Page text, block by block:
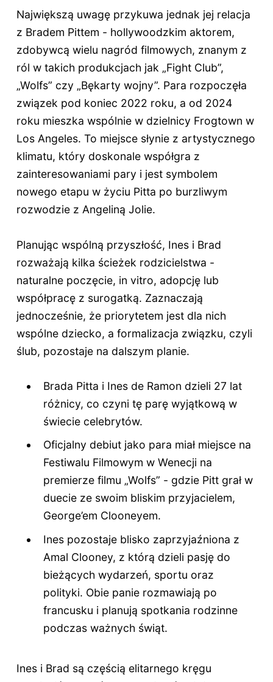
Największą uwagę przykuwa jednak jej relacja
z Bradem Pittem - hollywoodzkim aktorem,
zdobywcą wielu nagród filmowych, znanym z
ról w takich produkcjach jak „Fight Club”,
„Wolfs” czy „Bękarty wojny”. Para rozpoczęła
związek pod koniec 2022 roku, a od 2024
roku mieszka wspólnie w dzielnicy Frogtown w
Los Angeles. To miejsce słynie z artystycznego
klimatu, który doskonale współgra z
zainteresowaniami pary i jest symbolem
nowego etapu w życiu Pitta po burzliwym
rozwodzie z Angeliną Jolie.
Planując wspólną przyszłość, Ines i Brad
rozważają kilka ścieżek rodzicielstwa -
naturalne poczęcie, in vitro, adopcję lub
współpracę z surogatką. Zaznaczają
jednocześnie, że priorytetem jest dla nich
wspólne dziecko, a formalizacja związku, czyli
ślub, pozostaje na dalszym planie.
Brada Pitta i Ines de Ramon dzieli 27 lat
różnicy, co czyni tę parę wyjątkową w
świecie celebrytów.
Oficjalny debiut jako para miał miejsce na
Festiwalu Filmowym w Wenecji na
premierze filmu „Wolfs” - gdzie Pitt grał w
duecie ze swoim bliskim przyjacielem,
George’em Clooneyem.
Ines pozostaje blisko zaprzyjaźniona z
Amal Clooney, z którą dzieli pasję do
bieżących wydarzeń, sportu oraz
polityki. Obie panie rozmawiają po
francusku i planują spotkania rodzinne
podczas ważnych świąt.
Ines i Brad są częścią elitarnego kręgu